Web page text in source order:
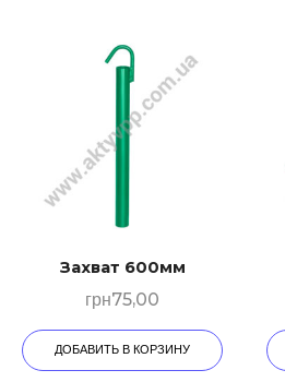
Захват 600мм
грн75,00
ДОБАВИТЬ В КОРЗИНУ